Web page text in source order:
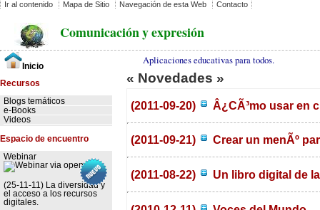
Ir al contenido Mapa de Sitio Navegación de esta Web Contacto
Comunicación y expresión
Aplicaciones educativas para todos.
Inicio
Recursos
Blogs temáticos
e-Books
Videos
Espacio de encuentro
Webinar
(25-11-11) La diversidad y
el acceso a los recursos
digitales.
« Novedades »
(2011-09-20) Â¿CÃ³mo usar en
(2011-09-21) Crear un menÃº
(2011-08-22) Un libro digital de